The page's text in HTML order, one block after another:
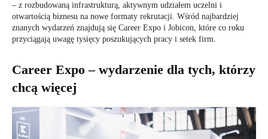
– z rozbudowaną infrastrukturą, aktywnym udziałem uczelni i
otwartością biznesu na nowe formaty rekrutacji. Wśród najbardziej
znanych wydarzeń znajdują się Career Expo i Jobicon, które co roku
przyciągają uwagę tysięcy poszukujących pracy i setek firm.
Career Expo – wydarzenie dla tych, którzy
chcą więcej